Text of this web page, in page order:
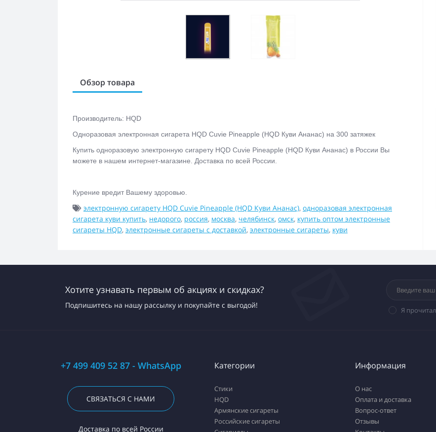
Обзор товара
Производитель: HQD
Одноразовая электронная сигарета HQD Cuvie Pineapple (HQD Куви Ананас) на 300 затяжек
Купить одноразовую электронную сигарету HQD Cuvie Pineapple (HQD Куви Ананас) в России Вы
можете в нашем интернет-магазине. Доставка по всей России.
Курение вредит Вашему здоровью.
электронную сигарету HQD Cuvie Pineapple (HQD Куви Ананас), одноразовая электронная
сигарета куви купить, недорого, россия, москва, челябинск, омск, купить оптом электронные
сигареты HQD, электронные сигареты с доставкой, электронные сигареты, куви
Хотите узнавать первым об акциях и скидках?
Подпишитесь на нашу рассылку и покупайте с выгодой!
Я прочитал
+7 499 409 52 87 - WhatsApp
СВЯЗАТЬСЯ С НАМИ
Доставка по всей России
Категории
Стики
HQD
Армянские сигареты
Российские сигареты
Информация
О нас
Оплата и доставка
Вопрос-ответ
Отзывы